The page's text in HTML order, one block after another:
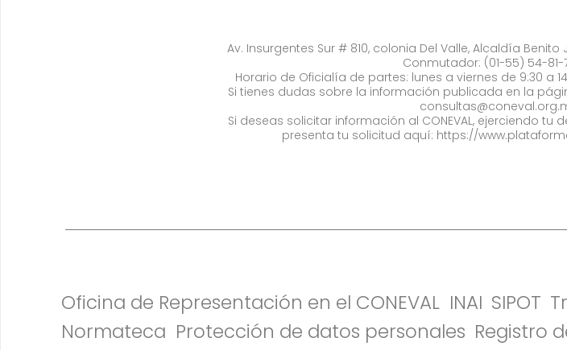
Av. Insurgentes Sur # 810, colonia Del Valle, Alcaldía Benito
Conmutador: (01-55) 54-81-
Horario de Oficialía de partes: lunes a viernes de 9:30 a
Si tienes dudas sobre la información publicada en la
Si deseas solicitar información al CONEVAL, ejerciendo
presenta tu solicitud aquí: https://
Oficina de Representación en el CONEVAL INAI SIPOT
Normateca Protección de datos personales Registro